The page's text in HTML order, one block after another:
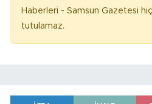
Haberleri - Samsun Gazetesi
tutulamaz.